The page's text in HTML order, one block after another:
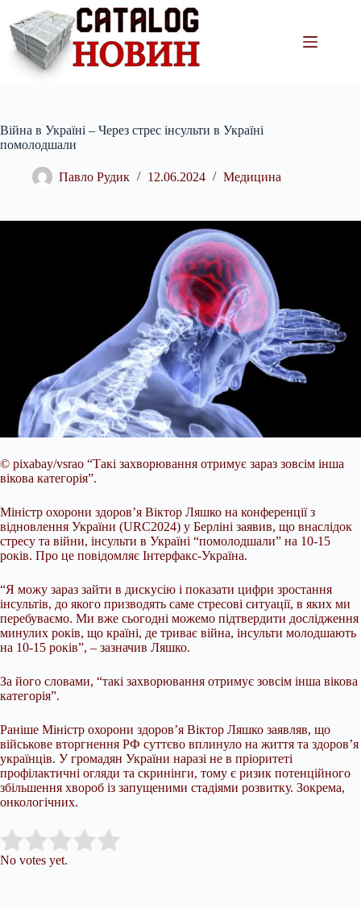
вмісту
Війна в Україні – Через стрес інсульти в Україні
помолодшали
Павло Рудик 12.06.2024 Медицина
© pixabay/vsrao “Такі захворювання отримує зараз зовсім інша
вікова категорія”.
Міністр охорони здоров’я Віктор Ляшко на конференції з
відновлення України (URC2024) у Берліні заявив, що внаслідок
стресу та війни, інсульти в Україні “помолодшали” на 10-15
років. Про це повідомляє Інтерфакс-Україна.
“Я можу зараз зайти в дискусію і показати цифри зростання
інсультів, до якого призводять саме стресові ситуації, в яких ми
перебуваємо. Ми вже сьогодні можемо підтвердити дослідження
минулих років, що країні, де триває війна, інсульти молодшають
на 10-15 років”, – зазначив Ляшко.
За його словами, “такі захворювання отримує зовсім інша вікова
категорія”.
Раніше Міністр охорони здоров’я Віктор Ляшко заявляв, що
військове вторгнення РФ суттєво вплинуло на життя та здоров’я
українців. У громадян України наразі не в пріоритеті
профілактичні огляди та скринінги, тому є ризик потенційного
збільшення хвороб із запущеними стадіями розвитку. Зокрема,
онкологічних.
Rate this item:
No votes yet.